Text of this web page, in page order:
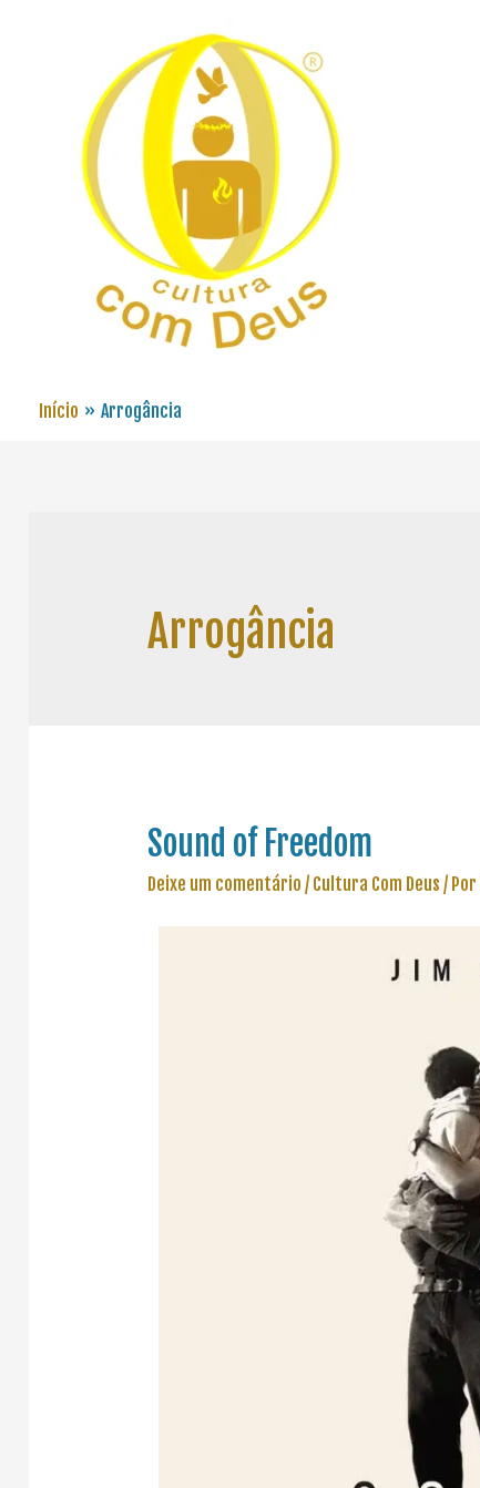
Início Arrogância
Arrogância
Sound of Freedom
Deixe um comentário / Cultura Com Deus / Por